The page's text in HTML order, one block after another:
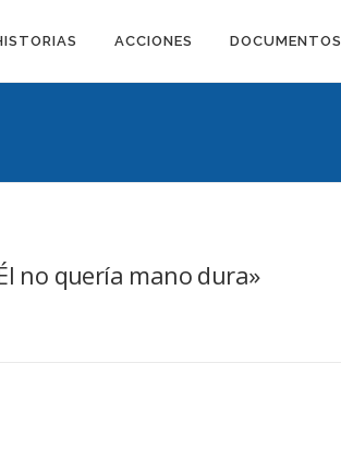
ACCIONES DOCUMENTOS
no quería mano dura»